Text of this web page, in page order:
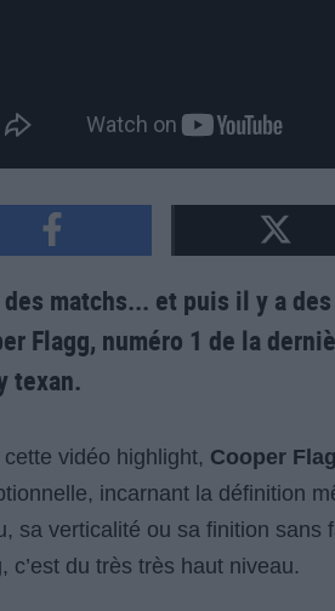
matchs... et puis il y a
Flagg, numéro 1 de la
texan.
cette vidéo highlight, Cooper
incarnant la définition
sa verticalité ou sa finition sans
c’est du très très haut niveau.